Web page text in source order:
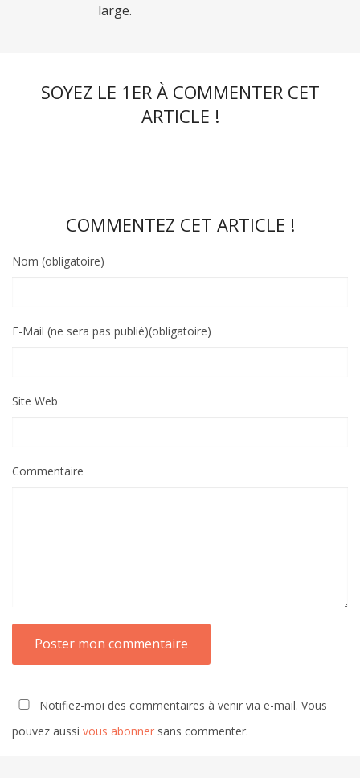
large.
SOYEZ LE 1ER À COMMENTER CET
ARTICLE !
COMMENTEZ CET ARTICLE !
Nom (obligatoire)
E-Mail (ne sera pas publié)(obligatoire)
Site Web
Commentaire
Notifiez-moi des commentaires à venir via e-mail. Vous
pouvez aussi vous abonner sans commenter.